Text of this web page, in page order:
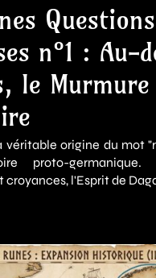
n°1 : Au-
le Murmure
véritable origine du mot
proto-germanique.
croyances, l'Esprit de